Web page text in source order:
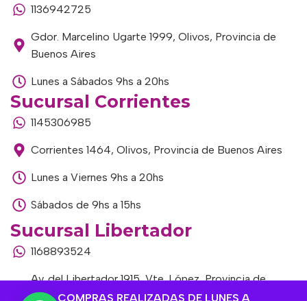
COMPRAS REALIZADAS DE LUNES A
1136942725
Gdor. Marcelino Ugarte 1999, Olivos, Provincia de
Buenos Aires
Lunes a Sábados 9hs a 20hs
Sucursal Corrientes
1145306985
Corrientes 1464, Olivos, Provincia de Buenos Aires
Lunes a Viernes 9hs a 20hs
Sábados de 9hs a 15hs
Sucursal Libertador
1168893524
Av. del Libertador 1915, Vte. López, Provincia de
Buenos Aires